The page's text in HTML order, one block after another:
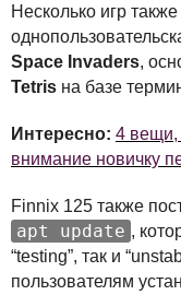
Несколько игр
Space Invaders,
Tetris на базе
Интересно: 4 вещи,
внимание новичку
Finnix 125 также
apt update ,
“testing”, так и
пользователям